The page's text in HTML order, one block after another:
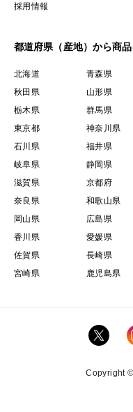
採用情報
都道府県（産地）から商
北海道 青森県
秋田県
山形県
栃木県
群馬県
東京都
神奈川県
石川県
福井県
岐阜県
静岡県
滋賀県
京都府
奈良県
和歌山県
岡山県
広島県
香川県
愛媛県
佐賀県
長崎県
宮崎県
鹿児島県
Copyright